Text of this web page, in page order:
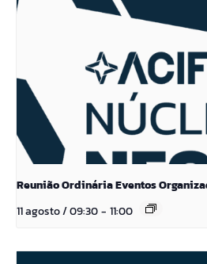
Reunião Ordinária Eventos
11 agosto / 09:30- 11:00